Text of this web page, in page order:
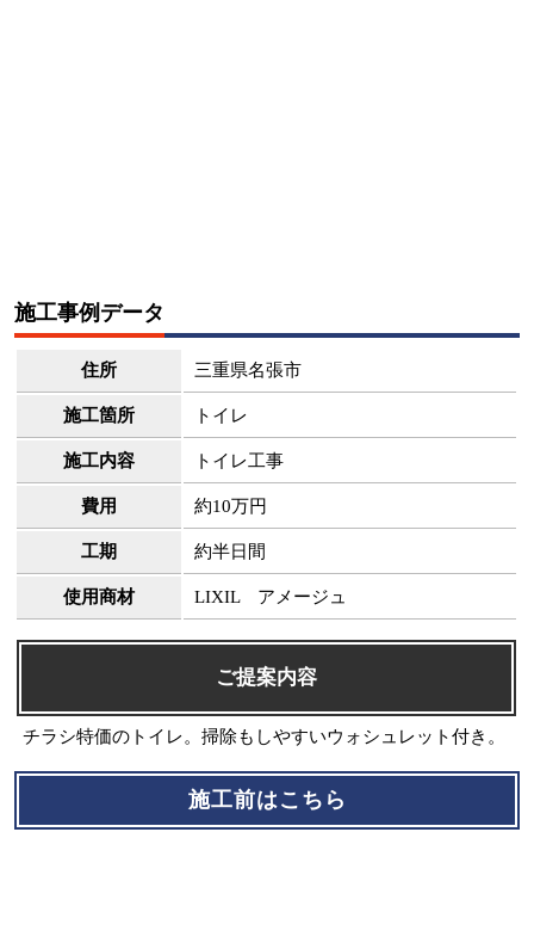
施工事例データ
住所 三重県名張市
施工箇所 トイレ
施工内容 トイレ工事
費用 約10万円
工期 約半日間
使用商材 LIXIL アメージュ
ご提案内容
チラシ特価のトイレ。掃除もしやすいウォシュレット付き。
施工前はこちら